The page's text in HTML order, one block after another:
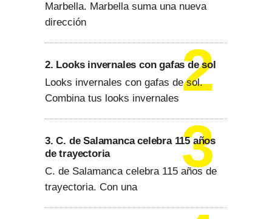
Marbella. Marbella suma una nueva
dirección
2. Looks invernales con gafas de sol
Looks invernales con gafas de sol.
Combina tus looks invernales
3. C. de Salamanca celebra 115 años
de trayectoria
C. de Salamanca celebra 115 años de
trayectoria. Con una